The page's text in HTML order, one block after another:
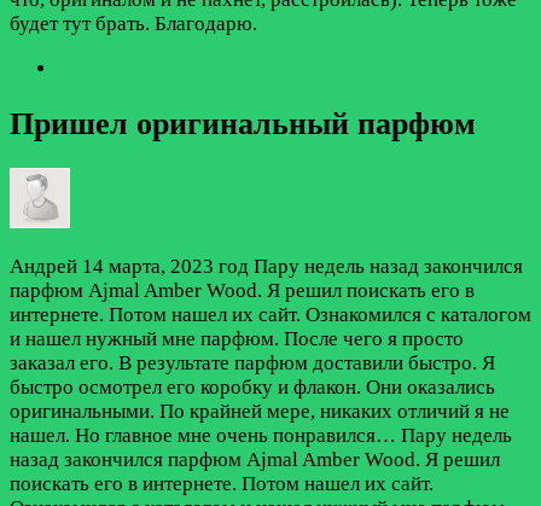
будет тут брать. Благодарю.
Пришел оригинальный парфюм
Андрей 14 марта, 2023 год Пару недель назад закончился
парфюм Ajmal Amber Wood. Я решил поискать его в
интернете. Потом нашел их сайт. Ознакомился с каталогом
и нашел нужный мне парфюм. После чего я просто
заказал его. В результате парфюм доставили быстро. Я
быстро осмотрел его коробку и флакон. Они оказались
оригинальными. По крайней мере, никаких отличий я не
нашел. Но главное мне очень понравился… Пару недель
назад закончился парфюм Ajmal Amber Wood. Я решил
поискать его в интернете. Потом нашел их сайт.